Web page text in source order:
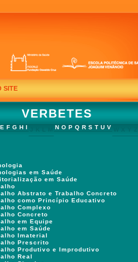
SITE
VERBETES
E F G H I N O P Q R S T U V
em Saúde
em Saúde
Abstrato e Trabalho Concreto
como Princípio Educativo
Complexo
Concreto
em Equipe
em Saúde
Imaterial
Prescrito
Produtivo e Improdutivo
Real